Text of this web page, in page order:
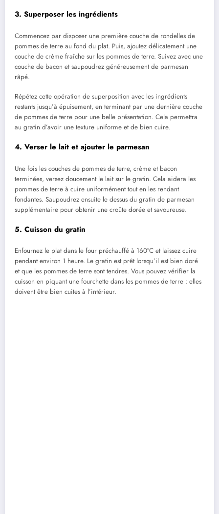
3. Superposer les ingrédients
Commencez par disposer une première couche de rondelles de
pommes de terre au fond du plat. Puis, ajoutez délicatement une
couche de crème fraîche sur les pommes de terre. Suivez avec une
couche de bacon et saupoudrez généreusement de parmesan
râpé.
Répétez cette opération de superposition avec les ingrédients
restants jusqu’à épuisement, en terminant par une dernière couche
de pommes de terre pour une belle présentation. Cela permettra
au gratin d’avoir une texture uniforme et de bien cuire.
4. Verser le lait et ajouter le parmesan
Une fois les couches de pommes de terre, crème et bacon
terminées, versez doucement le lait sur le gratin. Cela aidera les
pommes de terre à cuire uniformément tout en les rendant
fondantes. Saupoudrez ensuite le dessus du gratin de parmesan
supplémentaire pour obtenir une croûte dorée et savoureuse.
5. Cuisson du gratin
Enfournez le plat dans le four préchauffé à 160°C et laissez cuire
pendant environ 1 heure. Le gratin est prêt lorsqu’il est bien doré
et que les pommes de terre sont tendres. Vous pouvez vérifier la
cuisson en piquant une fourchette dans les pommes de terre : elles
doivent être bien cuites à l’intérieur.